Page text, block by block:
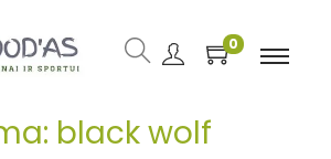
0
black wolf